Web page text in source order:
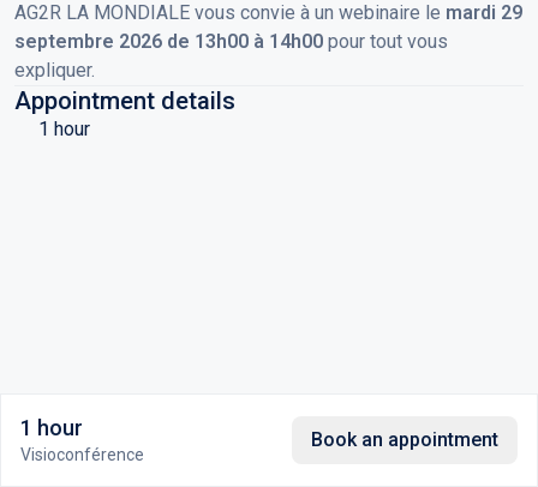
AG2R LA MONDIALE vous convie à un webinaire le mardi 29
septembre 2026 de 13h00 à 14h00 pour tout vous
expliquer.
Appointment details
1 hour
1 hour
Visioconférence
Book an appointment